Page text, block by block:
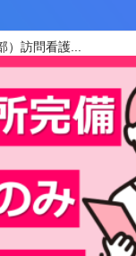
）訪問看護...